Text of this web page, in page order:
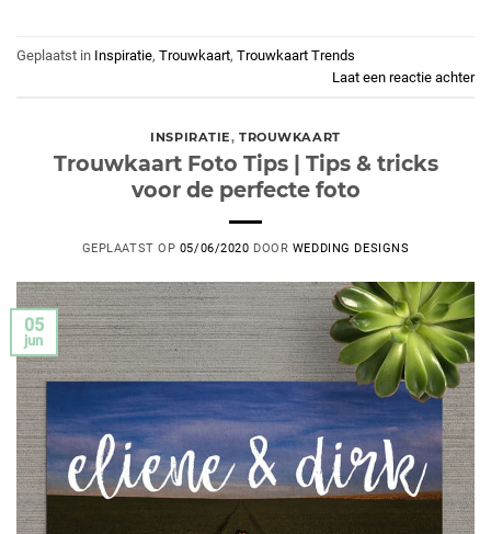
Geplaatst in Inspiratie, Trouwkaart, Trouwkaart Trends
Laat een reactie achter
INSPIRATIE,TROUWKAART
Trouwkaart Foto Tips | Tips & tricks
voor de perfecte foto
GEPLAATST OP 05/06/2020 DOOR WEDDING DESIGNS
05
jun